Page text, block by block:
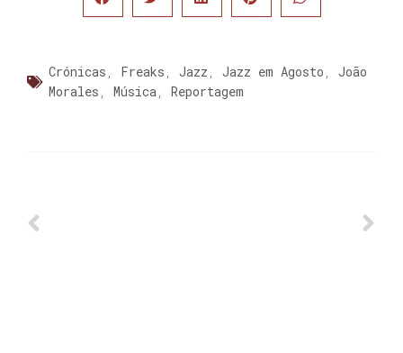
Crónicas Freaks Jazz Jazz em Agosto
João
Morales
Música Reportagem